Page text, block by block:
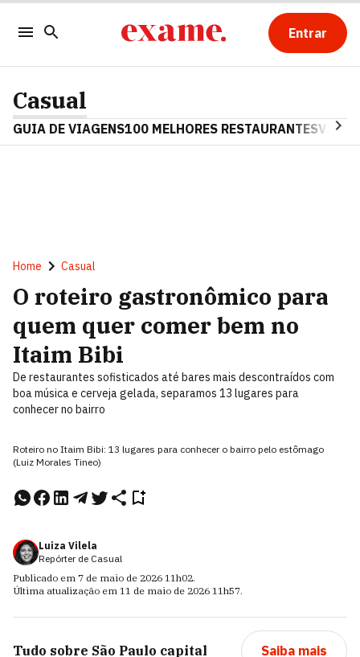
Entrar
Casual
GUIA DE VIAGENS100 MELHORES RESTAURANTES
Home Casual
O roteiro gastronômico para
quem quer comer bem no
Itaim Bibi
De restaurantes sofisticados até bares mais descontraídos com
boa música e cerveja gelada, separamos 13 lugares para
conhecer no bairro
Roteiro no Itaim Bibi: 13 lugares para conhecer o bairro pelo estômago
(Luiz Morales Tineo)
Luiza Vilela
Repórter de Casual
Publicado em 7 de maio de 2026 11h02.
Última atualização em 11 de maio de 2026 11h57.
Tudo sobre São Paulo capital Saiba mais